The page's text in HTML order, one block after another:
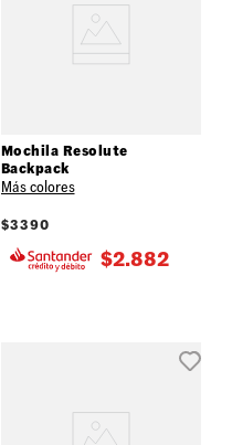
Mochila Resolute
Backpack
Más colores
$3390
$2.882